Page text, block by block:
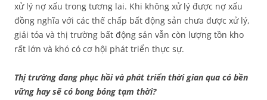
xử lý nợ xấu trong tương lai. Khi không xử lý được nợ xấu
đồng nghĩa với các thế chấp bất động sản chưa được xử lý,
giải tỏa và thị trường bất động sản vẫn còn lượng tồn kho
rất lớn và khó có cơ hội phát triển thực sự.
Thị trường đang phục hồi và phát triển thời gian qua có bền
vững hay sẽ có bong bóng tạm thời?